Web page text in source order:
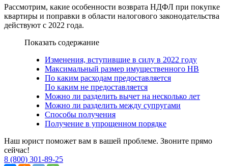
Рассмотрим, какие особенности возврата НДФЛ при покупке
квартиры и поправки в области налогового законодательства
действуют с 2022 года.
Показать содержание
Изменения, вступившие в силу в 2022 году
Максимальный размер имущественного НВ
По каким расходам предоставляется
По каким не предоставляется
Можно ли разделить вычет на несколько лет
Можно ли разделить между супругами
Способы получения
Получение в упрощенном порядке
Наш юрист поможет вам в вашей проблеме. Звоните прямо
сейчас!
8 (800) 301-89-25